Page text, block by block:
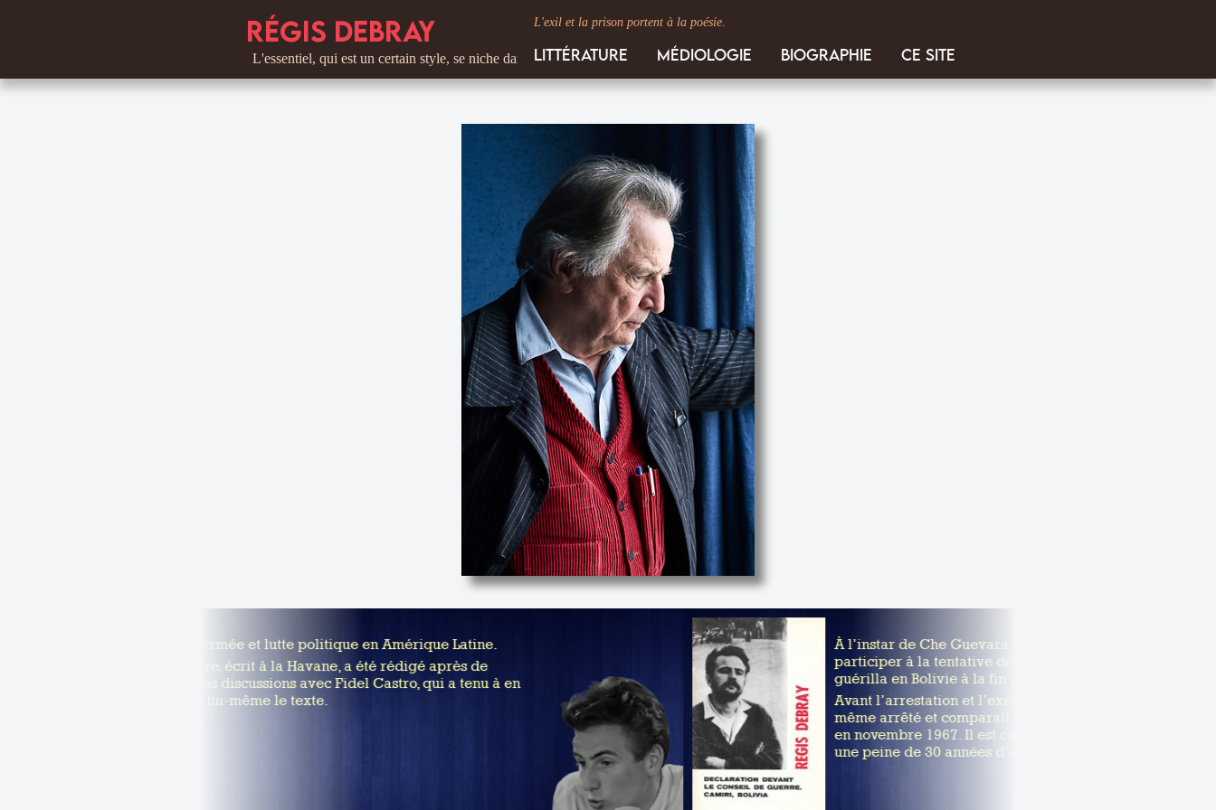
Régis Debray L'exil et la prison portent à la poésie.
Littérature Médiologie Biographie Ce site
L'essentiel, qui est un certain style, se niche dans les détails. C'est le ton de I'écrivain, celui qui vivifie les mots et stylise la vie. Rêveries et aphorismes cruels se mêlent
Lutte armée et lutte politique en Amérique Latine.
Ce livre, écrit à la Havane, a été rédigé après de
longues discussions avec Fidel Castro, qui a tenu à en
relire lui-même le texte.
À l’instar de Che Guevara, Régis Debray tente de
participer à la tentative de création d’un foyer de
guérilla en Bolivie à la fin des années 60.
Avant l’arrestation et l’exécution du Che, Debray est lui-
même arrêté et comparaît devant un tribunal militaire
en novembre 1967. Il est condamné par ce tribunal à
une peine de 30 années d’emprisonnement.